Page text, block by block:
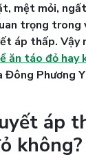
mệt mỏi,
trọng trong
áp thấp. Vậy
ăn táo đỏ hay
Đông Phương
áp
không?